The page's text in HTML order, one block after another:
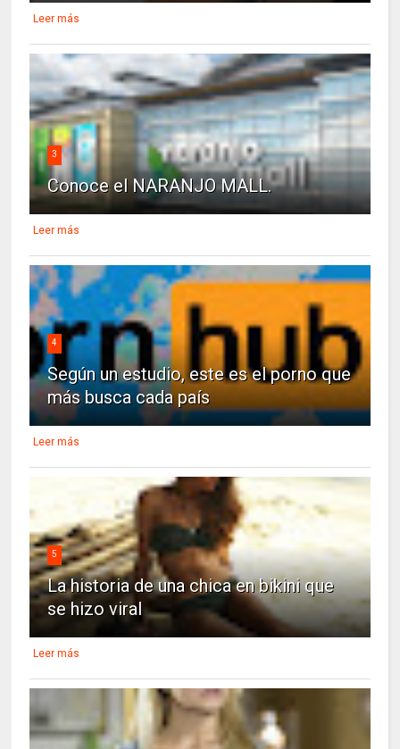
Leer más
3
Conoce el NARANJO MALL.
Leer más
4
Según un estudio, este es el porno que
más busca cada país
Leer más
5
La historia de una chica en bikini que
se hizo viral
Leer más